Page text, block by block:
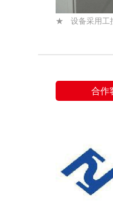
★ 设备采用工
合作